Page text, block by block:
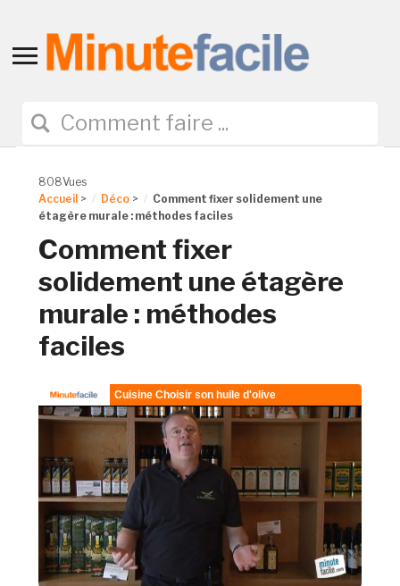
Toggle
navigation
808Vues
Accueil > Déco >
Comment fixer solidement une
étagère murale : méthodes faciles
Comment fixer
solidement une étagère
murale : méthodes
faciles